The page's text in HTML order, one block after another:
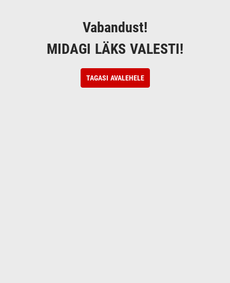
Vabandust!
MIDAGI LÄKS VALESTI!
TAGASI AVALEHELE